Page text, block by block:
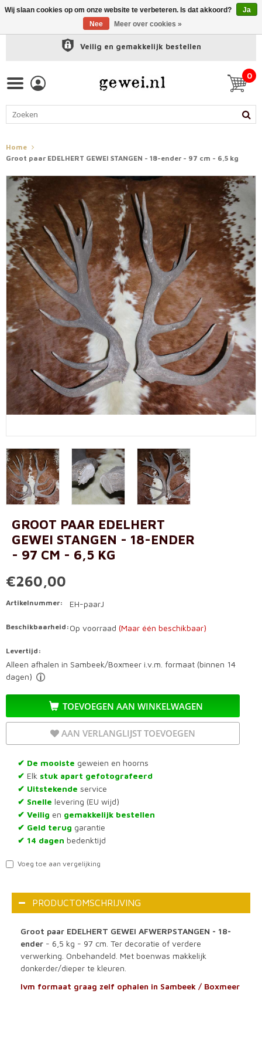
Veilig en gemakkelijk bestellen
0
Home
Groot paar EDELHERT GEWEI STANGEN - 18-ender - 97 cm - 6,5 kg
GROOT PAAR EDELHERT
GEWEI STANGEN - 18-ENDER
- 97 CM - 6,5 KG
€260,00
Artikelnummer: EH-paarJ
Beschikbaarheid: Op voorraad (Maar één beschikbaar)
Levertijd:
Alleen afhalen in Sambeek/Boxmeer i.v.m. formaat (binnen 14
dagen)
TOEVOEGEN AAN WINKELWAGEN
AAN VERLANGLIJST TOEVOEGEN
✔ De mooiste geweien en hoorns
✔ Elk stuk apart gefotografeerd
✔ Uitstekende service
✔ Snelle levering (EU wijd)
✔ Veilig en gemakkelijk bestellen
✔ Geld terug garantie
✔ 14 dagen bedenktijd
Voeg toe aan vergelijking
PRODUCTOMSCHRIJVING
Groot paar EDELHERT GEWEI AFWERPSTANGEN - 18-
ender - 6,5 kg - 97 cm. Ter decoratie of verdere
verwerking. Onbehandeld. Met boenwas makkelijk
donkerder/dieper te kleuren.
Ivm formaat graag zelf ophalen in Sambeek / Boxmeer
Wij slaan cookies op om onze website te verbeteren. Is dat akkoord?
Ja
Nee
Meer over cookies »